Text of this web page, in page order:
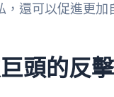
，還可以促進更加
頭的反